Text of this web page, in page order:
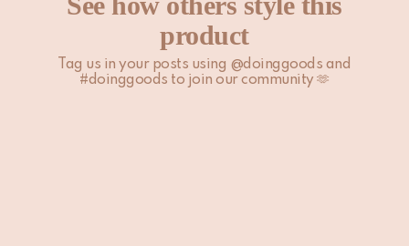
product
Tag us in your posts using @doinggoods and
#doinggoods to join our community 🫶